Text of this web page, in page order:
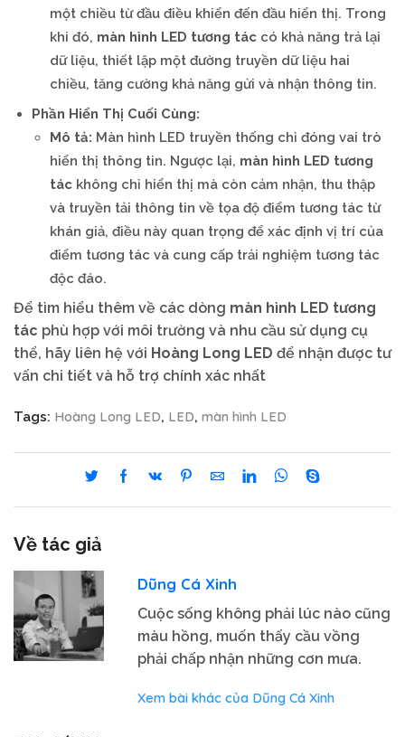
một chiều từ đầu điều khiển đến đầu hiển thị. Trong
khi đó, màn hình LED tương tác có khả năng trả lại
dữ liệu, thiết lập một đường truyền dữ liệu hai
chiều, tăng cường khả năng gửi và nhận thông tin.
Phần Hiển Thị Cuối Cùng:
Mô tả: Màn hình LED truyền thống chỉ đóng vai trò
hiển thị thông tin. Ngược lại, màn hình LED tương
tác không chỉ hiển thị mà còn cảm nhận, thu thập
và truyền tải thông tin về tọa độ điểm tương tác từ
khán giả, điều này quan trọng để xác định vị trí của
điểm tương tác và cung cấp trải nghiệm tương tác
độc đáo.
Để tìm hiểu thêm về các dòng màn hình LED tương
tác phù hợp với môi trường và nhu cầu sử dụng cụ
thể, hãy liên hệ với Hoàng Long LED để nhận được tư
vấn chi tiết và hỗ trợ chính xác nhất
Tags: Hoàng Long LED, LED, màn hình LED
Về tác giả
Dũng Cá Xinh
Cuộc sống không phải lúc nào cũng
màu hồng, muốn thấy cầu vồng
phải chấp nhận những cơn mưa.
Xem bài khác của Dũng Cá Xinh